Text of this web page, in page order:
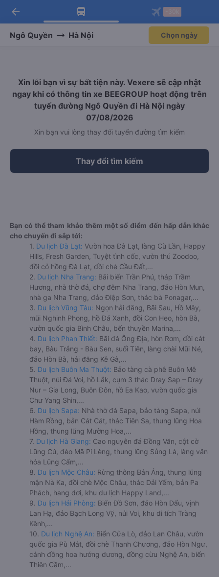
Tải app Vexere ngay!
Nhận ưu đãi thành viên độc
Mở app
Tải app Vexere
-30k/ghế khi đặt vé máy bay qua
Mở app
arrow_back
Ngô Quyền Hà Nội Chọn ngày
Xin lỗi bạn vì sự bất tiện này. Vexere sẽ cập nhật
ngay khi có thông tin xe BEEGROUP hoạt động trên
tuyến đường Ngô Quyền đi Hà Nội ngày
07/08/2026
Xin bạn vui lòng thay đổi tuyến đường tìm kiếm
Thay đổi tìm kiếm
Bạn có thể tham khảo thêm một số điểm đến hấp dẫn khác
cho chuyến đi sắp tới:
1. Du lịch Đà Lạt: Vườn hoa Đà Lạt, làng Cù Lần, Happy
Hills, Fresh Garden, Tuyệt tình cốc, vườn thú Zoodoo,
đồi cỏ hồng Đà Lạt, đồi chè Cầu Đất,...
2. Du lịch Nha Trang: Bãi biển Trần Phú, tháp Trầm
Hương, nhà thờ đá, chợ đêm Nha Trang, đảo Hòn Mun,
nhà ga Nha Trang, đảo Điệp Sơn, thác bà Ponagar,...
3. Du lịch Vũng Tàu: Ngọn hải đăng, Bãi Sau, Hồ Mây,
mũi Nghinh Phong, hồ Đá Xanh, đồi Con Heo, hòn Bà,
vườn quốc gia Bình Châu, bến thuyền Marina,...
4. Du lịch Phan Thiết: Bãi đá Ông Địa, hòn Rơm, đồi cát
bay, Bàu Trắng - Bàu Sen, suối Tiên, làng chài Mũi Né,
đảo Hòn Bà, hải đăng Kê Gà,...
5. Du lịch Buôn Ma Thuột: Bảo tàng cà phê Buôn Mê
Thuột, núi Đá Voi, hồ Lắk, cụm 3 thác Dray Sap – Dray
Nur – Gia Long, Buôn Đôn, hồ Ea Kao, vườn quốc gia
Chư Yang Shin,...
6. Du lịch Sapa: Nhà thờ đá Sapa, bảo tàng Sapa, núi
Hàm Rồng, bản Cát Cát, thác Tiên Sa, thung lũng Hoa
Hồng, thung lũng Mường Hoa,...
7. Du lịch Hà Giang: Cao nguyên đá Đồng Văn, cột cờ
Lũng Cú, đèo Mã Pí Lèng, thung lũng Sủng Là, làng văn
hóa Lũng Cẩm,...
8. Du lịch Mộc Châu: Rừng thông Bản Áng, thung lũng
mận Nà Ka, đồi chè Mộc Châu, thác Dải Yếm, bản Pa
Phách, hang dơi, khu du lịch Happy Land,...
9. Du lịch Hải Phòng: Biển Đồ Sơn, đảo Hòn Dấu, vịnh
Lan Hạ, đảo Bạch Long Vỹ, núi Voi, khu di tích Tràng
Kênh,...
10. Du lịch Nghệ An: Biển Cửa Lò, đảo Lan Châu, vườn
quốc gia Pù Mát, đồi chè Thanh Chương, đảo Hòn Ngư,
cánh đồng hoa hướng dương, đồng cừu Nghệ An, biển
Thiên Cầm,...